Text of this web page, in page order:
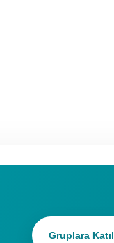
Gruplara Katıl